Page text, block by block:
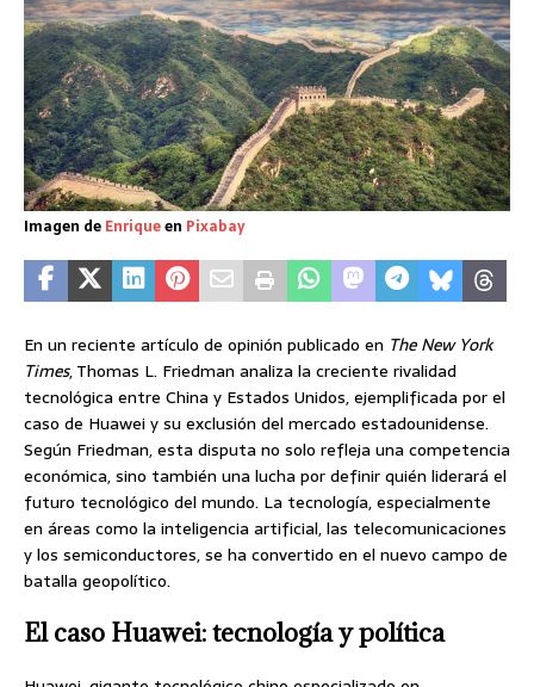
Imagen de Enriqueen Pixabay
En un reciente artículo de opinión publicado en The New York
Times, Thomas L. Friedman analiza la creciente rivalidad
tecnológica entre China y Estados Unidos, ejemplificada por el
caso de Huawei y su exclusión del mercado estadounidense.
Según Friedman, esta disputa no solo refleja una competencia
económica, sino también una lucha por definir quién liderará el
futuro tecnológico del mundo. La tecnología, especialmente
en áreas como la inteligencia artificial, las telecomunicaciones
y los semiconductores, se ha convertido en el nuevo campo de
batalla geopolítico.
El caso Huawei: tecnología y política